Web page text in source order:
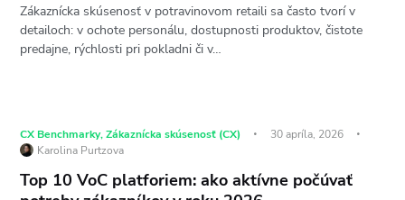
Zákaznícka skúsenosť v potravinovom retaili sa často tvorí v
detailoch: v ochote personálu, dostupnosti produktov, čistote
predajne, rýchlosti pri pokladni či v…
CX Benchmarky,Zákaznícka skúsenosť (CX)
30 apríla, 2026
Karolina Purtzova
Top 10 VoC platforiem: ako aktívne počúvať